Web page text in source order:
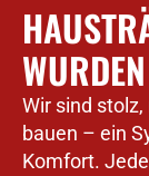
WURDEN
Wir sind
bauen – ein
Komfort.